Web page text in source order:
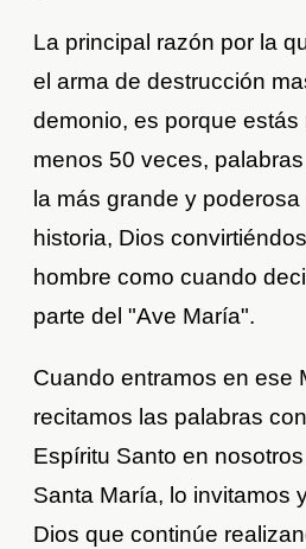
La principal razón por la
el arma de destrucción
demonio, es porque estás
menos 50 veces,
la más grande y
historia, Dios
hombre como cuando
parte del "Ave María".
Cuando entramos en ese
recitamos las palabras
Espíritu Santo en
Santa María, lo invitamos
Dios que continúe